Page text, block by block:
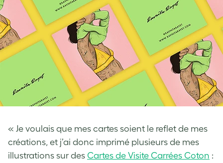
« Je voulais que mes cartes soient le reflet de mes
créations, et j’ai donc imprimé plusieurs de mes
illustrations sur des Cartes de Visite Carrées Coton :